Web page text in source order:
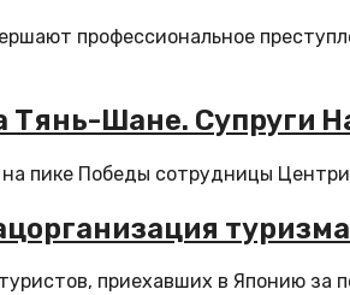
профессиональное
Тянь-Шане. Супруги
пике Победы сотрудницы
приехавших в Японию за